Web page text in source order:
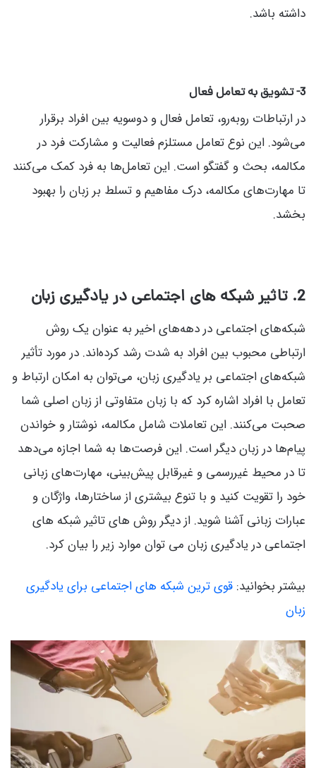
داشته باشد.
3- تشویق به تعامل فعال
در ارتباطات روبه‌رو، تعامل فعال و دوسویه بین افراد برقرار
می‌شود. این نوع تعامل مستلزم فعالیت و مشارکت فرد در
مکالمه، بحث و گفتگو است. این تعامل‌ها به فرد کمک می‌کنند
تا مهارت‌های مکالمه، درک مفاهیم و تسلط بر زبان را بهبود
بخشد.
2. تاثیر شبکه های اجتماعی در یادگیری زبان
شبکه‌های اجتماعی در دهه‌های اخیر به عنوان یک روش
ارتباطی محبوب بین افراد به شدت رشد کرده‌اند. در مورد تأثیر
شبکه‌های اجتماعی بر یادگیری زبان، می‌توان به امکان ارتباط و
تعامل با افراد اشاره کرد که با زبان متفاوتی از زبان اصلی شما
صحبت می‌کنند. این تعاملات شامل مکالمه، نوشتار و خواندن
پیام‌ها در زبان دیگر است. این فرصت‌ها به شما اجازه می‌دهد
تا در محیط غیررسمی و غیرقابل پیش‌بینی، مهارت‌های زبانی
خود را تقویت کنید و با تنوع بیشتری از ساختارها، واژگان و
عبارات زبانی آشنا شوید. از دیگر روش های تاثیر شبکه های
اجتماعی در یادگیری زبان می توان موارد زیر را بیان کرد.
بیشتر بخوانید: قوی ترین شبکه های اجتماعی برای یادگیری
زبان